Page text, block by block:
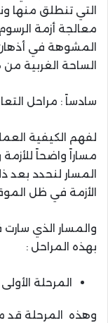
التي تنطلق منها
معالجة أزمة
المشوهة في
الساحة الغربية
سادساً : مراحل
لفهم الكيفية
مساراً واضحاً
المسار لنحدد بعد
الأزمة في ظل
والمسار الذي سارت
بهذه المراحل :
المرحلة
وهذه المرحلة قد